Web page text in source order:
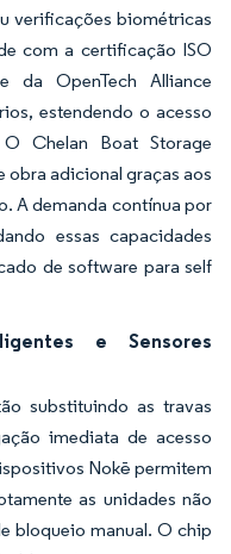
verificações biométricas
com a certificação ISO
da OpenTech Alliance
estendendo o acesso
Chelan Boat Storage
obra adicional graças aos
A demanda contínua por
essas capacidades
de software para self
e Sensores
substituindo as travas
imediata de acesso
Nokē permitem
as unidades não
bloqueio manual. O chip